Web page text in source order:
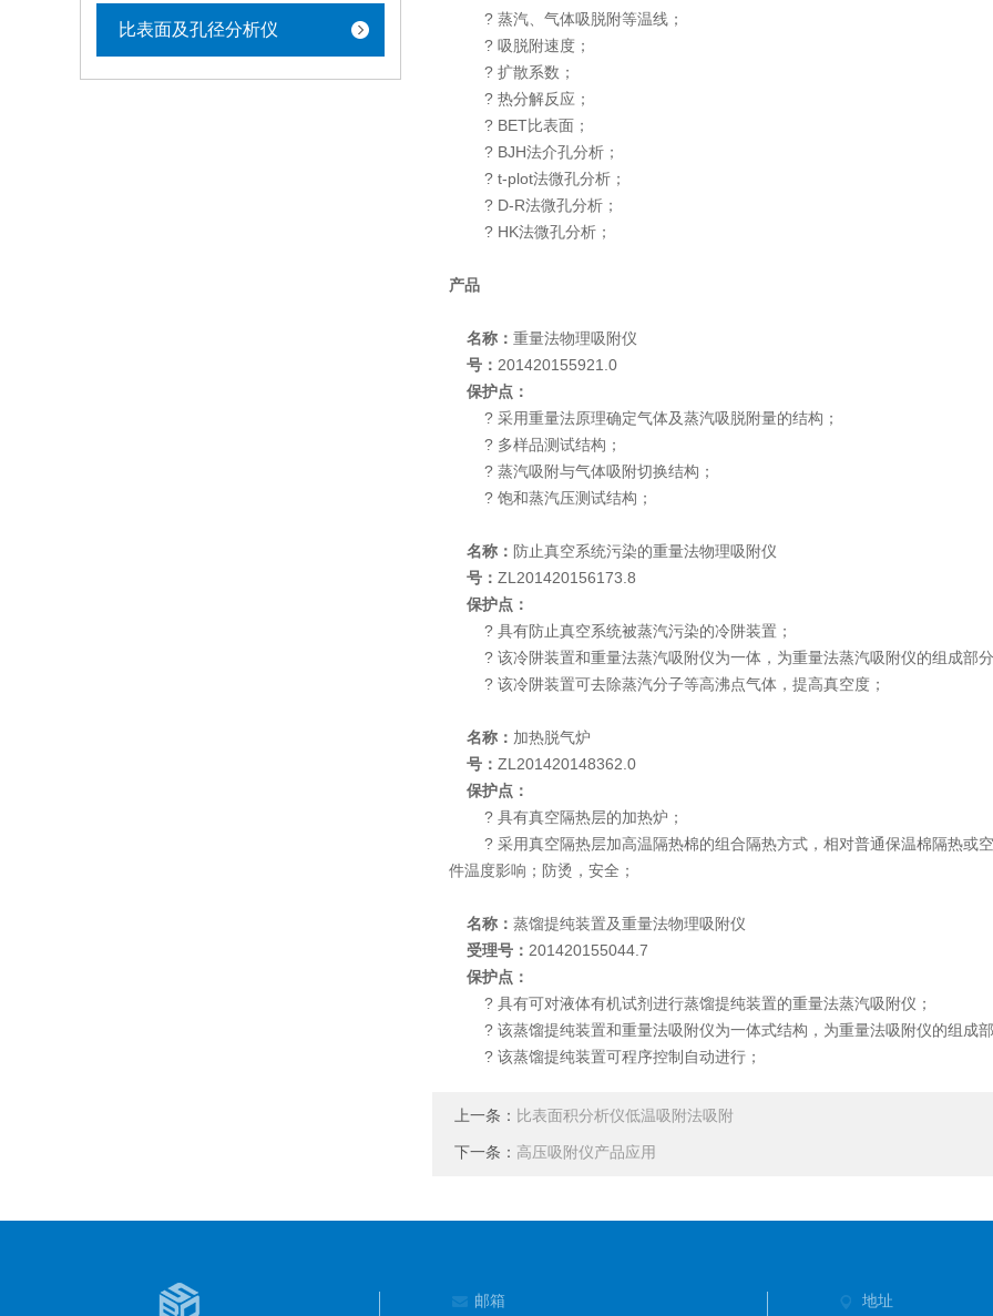
比表面及孔径分析仪
? 蒸汽、气体吸脱附等温线；
? 吸脱附速度；
? 扩散系数；
? 热分解反应；
? BET比表面；
? BJH法介孔分析；
? t-plot法微孔分析；
? D-R法微孔分析；
? HK法微孔分析；
产品
名称： 重量法物理吸附仪
号： 201420155921.0
保护点：
? 采用重量法原理确定气体及蒸汽吸脱附量的结构；
? 多样品测试结构；
? 蒸汽吸附与气体吸附切换结构；
? 饱和蒸汽压测试结构；
名称： 防止真空系统污染的重量法物理吸附仪
号： ZL201420156173.8
保护点：
? 具有防止真空系统被蒸汽污染的冷阱装置；
? 该冷阱装置和重量法蒸汽吸附仪为一体，为重量法蒸汽吸附仪的组成部
? 该冷阱装置可去除蒸汽分子等高沸点气体，提高真空度；
名称： 加热脱气炉
号： ZL201420148362.0
保护点：
? 具有真空隔热层的加热炉；
? 采用真空隔热层加高温隔热棉的组合隔热方式，相对普通保温棉隔热或
件温度影响；防烫，安全；
名称： 蒸馏提纯装置及重量法物理吸附仪
受理号： 201420155044.7
保护点：
? 具有可对液体有机试剂进行蒸馏提纯装置的重量法蒸汽吸附仪；
? 该蒸馏提纯装置和重量法吸附仪为一体式结构，为重量法吸附仪的组成
? 该蒸馏提纯装置可程序控制自动进行；
上一条： 比表面积分析仪低温吸附法吸附
下一条： 高压吸附仪产品应用
邮箱 地址